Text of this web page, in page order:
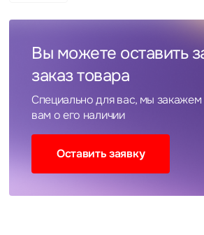
Вы можете оставить
заказ товара
Специально для вас, мы
вам о его наличии
Оставить заявку